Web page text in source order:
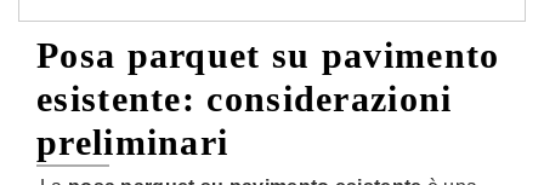
Posa parquet su pavimento
esistente: considerazioni
preliminari